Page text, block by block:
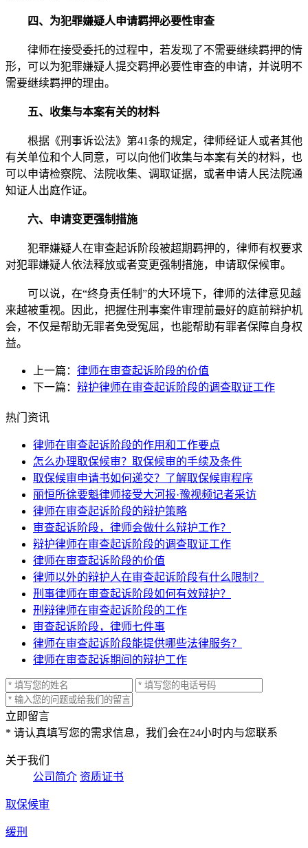
四、为犯罪嫌疑人申请羁押必要性审查
律师在接受委托的过程中，若发现了不需要继续羁押的情
形，可以为犯罪嫌疑人提交羁押必要性审查的申请，并说明不
需要继续羁押的理由。
五、收集与本案有关的材料
根据《刑事诉讼法》第41条的规定，律师经证人或者其他
有关单位和个人同意，可以向他们收集与本案有关的材料，也
可以申请检察院、法院收集、调取证据，或者申请人民法院通
知证人出庭作证。
六、申请变更强制措施
犯罪嫌疑人在审查起诉阶段被超期羁押的，律师有权要求
对犯罪嫌疑人依法释放或者变更强制措施，申请取保候审。
可以说，在“终身责任制”的大环境下，律师的法律意见越
来越被重视。因此，把握住刑事案件审理前最好的庭前辩护机
会，不仅是帮助无罪者免受冤屈，也能帮助有罪者保障自身权
益。
上一篇： 律师在审查起诉阶段的价值
下一篇： 辩护律师在审查起诉阶段的调查取证工作
热门资讯
律师在审查起诉阶段的作用和工作要点
怎么办理取保候审？取保候审的手续及条件
取保候审申请书如何递交？了解取保候审程序
丽恒所徐要魁律师接受大河报·豫视频记者采访
律师在审查起诉阶段的辩护策略
审查起诉阶段，律师会做什么辩护工作？
辩护律师在审查起诉阶段的调查取证工作
律师在审查起诉阶段的价值
律师以外的辩护人在审查起诉阶段有什么限制？
刑事律师在审查起诉阶段如何有效辩护？
刑辩律师在审查起诉阶段的工作
审查起诉阶段，律师七件事
律师在审查起诉阶段能提供哪些法律服务？
律师在审查起诉期间的辩护工作
立即留言
* 请认真填写您的需求信息，我们会在24小时内与您联系
关于我们
公司简介 资质证书
取保候审
缓刑